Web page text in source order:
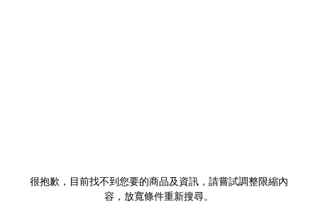
很抱歉，目前找不到您要的商品及資訊，請嘗試調整限縮內
容，放寬條件重新搜尋。